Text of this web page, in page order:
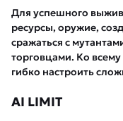
Для успешного
ресурсы, оружие,
сражаться с
торговцами. Ко
гибко настроить
AI LIMIT